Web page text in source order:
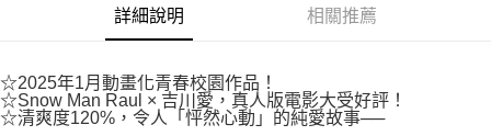
３．未成年的使用者請事先徵得法定代理人或監護人之同意方可使用
「AFTEE先享後付」，若未經同意申辦者引起之損失，本公司不負相關責
時審查核予不同之上限額度；若仍有額度不足之情形，本公司將視審查結果
請求用戶進行身份認證。
５．嚴禁一人註冊多個帳號或使用他人資訊註冊。若發現惡意使用之情形，
國家/地區配送
詳細說明 相關推薦
☆2025年1月動畫化青春校園作品！
☆Snow Man Raul × 吉川愛，真人版電影大受好評！
☆清爽度120%，令人「怦然心動」的純愛故事──